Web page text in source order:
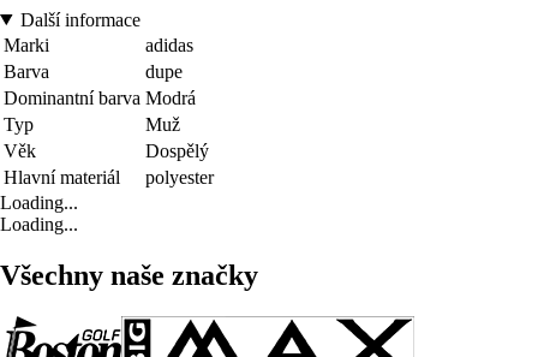
Další informace
Marki
adidas
Barva
dupe
Dominantní barva Modrá
Typ
Muž
Věk
Dospělý
Hlavní materiál
polyester
Loading...
Loading...
Všechny naše značky